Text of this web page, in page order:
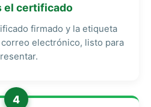
el certificado
firmado y la etiqueta
electrónico, listo para
4